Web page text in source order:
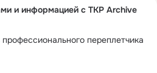
и информацией с ТКР Archive
переплетчика